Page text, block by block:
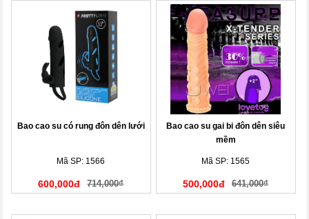
Bao cao su có rung đôn dên lưới
Mã SP: 1566
600,000đ 714,000₫
Bao cao su gai bi đôn dên siêu
mềm
Mã SP: 1565
500,000đ 641,000₫